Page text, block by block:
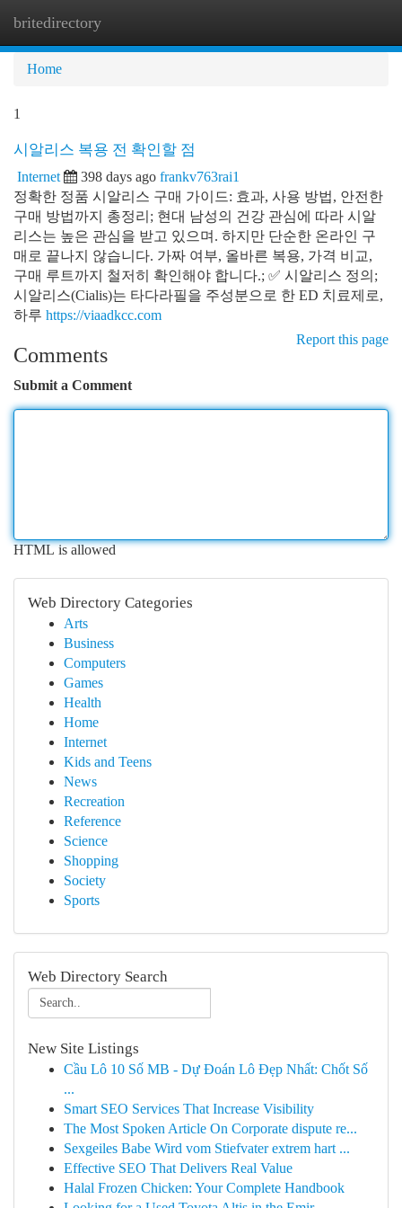
britedirectory
Home
1
시알리스 복용 전 확인할 점
Internet 398 days ago frankv763rai1
정확한 정품 시알리스 구매 가이드: 효과, 사용 방법, 안전한
구매 방법까지 총정리; 현대 남성의 건강 관심에 따라 시알
리스는 높은 관심을 받고 있으며. 하지만 단순한 온라인 구
매로 끝나지 않습니다. 가짜 여부, 올바른 복용, 가격 비교,
구매 루트까지 철저히 확인해야 합니다.; ✅ 시알리스 정의;
시알리스(Cialis)는 타다라필을 주성분으로 한 ED 치료제로,
하루 https://viaadkcc.com
Report this page
Comments
Submit a Comment
HTML is allowed
Web Directory Categories
Arts
Business
Computers
Games
Health
Home
Internet
Kids and Teens
News
Recreation
Reference
Science
Shopping
Society
Sports
Web Directory Search
New Site Listings
Cầu Lô 10 Số MB - Dự Đoán Lô Đẹp Nhất: Chốt Số
...
Smart SEO Services That Increase Visibility
The Most Spoken Article On Corporate dispute re...
Sexgeiles Babe Wird vom Stiefvater extrem hart ...
Effective SEO That Delivers Real Value
Halal Frozen Chicken: Your Complete Handbook